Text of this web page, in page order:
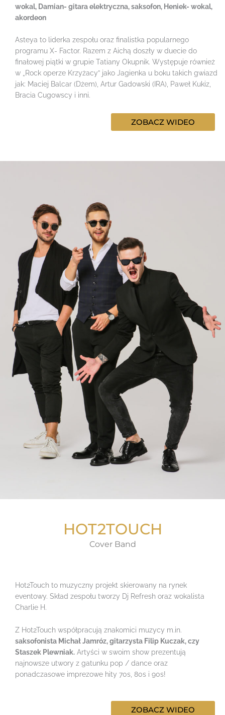
wokal, Damian- gitara elektryczna, saksofon, Heniek- wokal,
akordeon
Asteya to liderka zespołu oraz finalistka popularnego
programu X- Factor. Razem z Aichą doszły w duecie do
finałowej piątki w grupie Tatiany Okupnik. Występuje również
w „Rock operze Krzyżacy” jako Jagienka u boku takich gwiazd
jak: Maciej Balcar (Dżem), Artur Gadowski (IRA), Paweł Kukiz,
Bracia Cugowscy i inni.
ZOBACZ WIDEO
HOT2TOUCH
Cover Band
Hot2Touch to muzyczny projekt skierowany na rynek
eventowy. Skład zespołu tworzy Dj Refresh oraz wokalista
Charlie H.
Z Hot2Touch współpracują znakomici muzycy m.in.
saksofonista Michał Jamróz, gitarzysta Filip Kuczak, czy
Staszek Plewniak. Artyści w swoim show prezentują
najnowsze utwory z gatunku pop / dance oraz
ponadczasowe imprezowe hity 70s, 80s i 90s!
ZOBACZ WIDEO